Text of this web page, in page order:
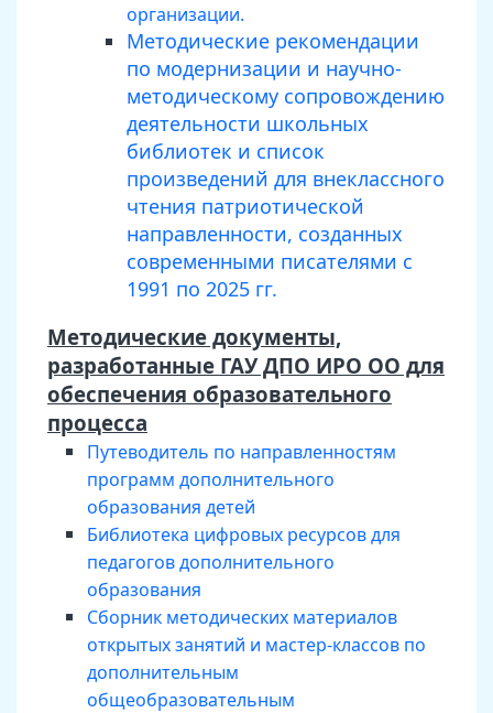
организации.
Методические рекомендации
по модернизации и научно-
методическому сопровождению
деятельности школьных
библиотек и список
произведений для внеклассного
чтения патриотической
направленности, созданных
современными писателями с
1991 по 2025 гг.
Методические документы,
разработанные ГАУ ДПО ИРО ОО для
обеспечения образовательного
процесса
Путеводитель по направленностям
программ дополнительного
образования детей
Библиотека цифровых ресурсов для
педагогов дополнительного
образования
Сборник методических материалов
открытых занятий и мастер-классов по
дополнительным
общеобразовательным